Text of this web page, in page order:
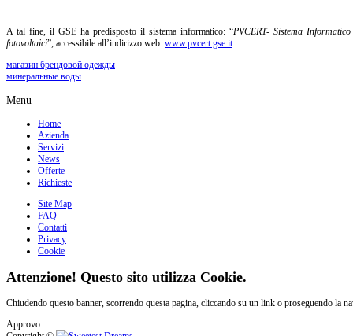
A tal fine, il GSE ha predisposto il sistema informatico: “PVCERT- Sistema
fotovoltaici”, accessibile all’indirizzo web: www.pvcert.gse.it
магазин брендовой одежды
минеральные воды
Menu
Home
Azienda
Servizi
News
Offerte
Richieste
Site Map
FAQ
Contatti
Privacy
Cookie
Attenzione! Questo sito utilizza Cookie.
Chiudendo questo banner, scorrendo questa pagina, cliccando su un link o proseguendo la
Approvo